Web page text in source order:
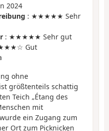
2024
: ★★★★★ Sehr
: ★★★★★ Sehr gut
Gut
ohne
größtenteils schattig
Teich „Étang des
mit
ein Zugang zum
Ort zum Picknicken